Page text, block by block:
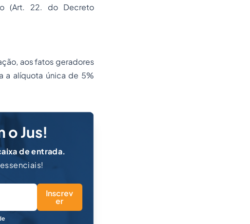
(Art. 22. do Decreto
aos fatos geradores
a alíquota única de 5%
o Jus!
de entrada.
Inscrev
er